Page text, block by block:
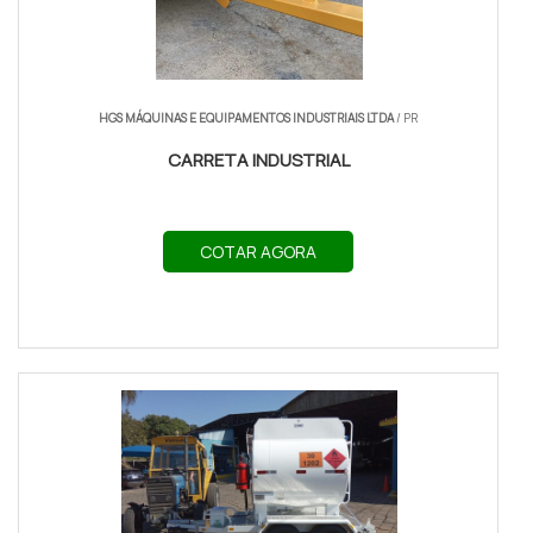
conferir compatibilidades e escolher configuração
conforme necessidade de transporte.
Configurações: eixo simples para leveza, duplo
Escolha o eixo e a largura conforme tipo de carga;
estabilidade pratica redução de desgaste do
veículo e segurança operacional.
Avalie peso bruto total, homologação e itens de
segurança antes da compra; testes práticos e
medição de acoplamento garantem escolha
HGS MÁQUINAS E EQUIPAMENTOS INDUSTRIAIS LTDA/ PR
CARRETA INDUSTRIAL
COTAR AGORA